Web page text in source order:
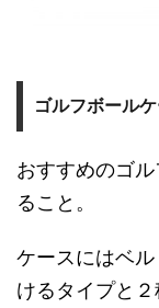
ゴルフボール
おすすめのゴ
ること。
ケースにはベ
けるタイプと２